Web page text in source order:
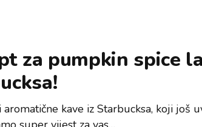
za pumpkin spice
kave iz Starbucksa, koji još
super vijest za vas…